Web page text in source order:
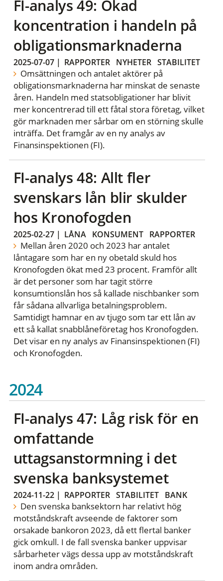
FI-analys 49: Ökad
koncentration i handeln på
obligationsmarknaderna
2025-07-07| RAPPORTER NYHETER STABILITET
Omsättningen och antalet aktörer på
obligationsmarknaderna har minskat de senaste
åren. Handeln med statsobligationer har blivit
mer koncentrerad till ett fåtal stora företag, vilket
gör marknaden mer sårbar om en störning skulle
inträffa. Det framgår av en ny analys av
Finansinspektionen (FI).
FI-analys 48: Allt fler
svenskars lån blir skulder
hos Kronofogden
2025-02-27| LÅNA KONSUMENT RAPPORTER
Mellan åren 2020 och 2023 har antalet
låntagare som har en ny obetald skuld hos
Kronofogden ökat med 23 procent. Framför allt
är det personer som har tagit större
konsumtionslån hos så kallade nischbanker som
får sådana allvarliga betalningsproblem.
Samtidigt hamnar en av tjugo som tar ett lån av
ett så kallat snabblåneföretag hos Kronofogden.
Det visar en ny analys av Finansinspektionen (FI)
och Kronofogden.
2024
FI-analys 47: Låg risk för en
omfattande
uttagsanstormning i det
svenska banksystemet
2024-11-22| RAPPORTER STABILITET BANK
Den svenska banksektorn har relativt hög
motståndskraft avseende de faktorer som
orsakade bankoron 2023, då ett flertal banker
gick omkull. I de fall svenska banker uppvisar
sårbarheter vägs dessa upp av motståndskraft
inom andra områden.